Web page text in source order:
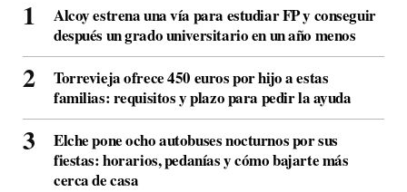
Alcoy estrena una vía para estudiar FP y conseguir
después un grado universitario en un año menos
Torrevieja ofrece 450 euros por hijo a estas
familias: requisitos y plazo para pedir la ayuda
Elche pone ocho autobuses nocturnos por sus
fiestas: horarios, pedanías y cómo bajarte más
cerca de casa